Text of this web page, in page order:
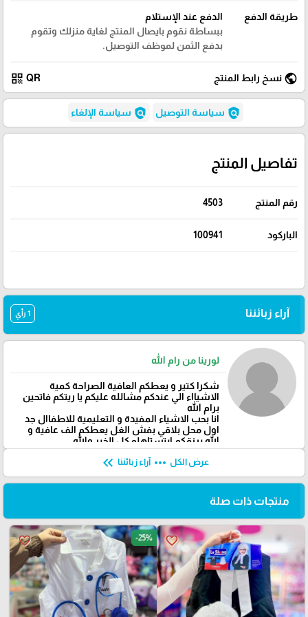
طريقة الدفع
الدفع عند الإستلام
ببساطة نقوم بايصال المنتج لغاية منزلك وتقوم
بدفع الثمن لموظف التوصيل.
public نسخ رابط المنتج QR
qr_code
policy سياسة التوصيل policy سياسة الإلغاء
تفاصيل المنتج
رقم المنتج 4503
الباركود 100941
آراء زبائننا 1 رأي
لورينا من رام الله
شكرا كتير و يعطكم العافية الصراحة كمية
الاشيااء الي عندكم مشالله عليكم يا ريتكم فاتحين
برام الله
انا بحب الاشياء المفيدة و التعليمية للاطفاال جد
اول محل بلاقي بفش الغل يعطكم الف عافية و
الله يرزقكم ابتستاهلو كل الخير والله
عرض الكل more_horiz آراء زبائننا keyboard_double_arrow_left
منتجات ذات صلة
favorite_border
favorite_border -25%